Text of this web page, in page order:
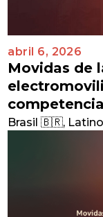
abril 6, 2026
Movidas de
Brasil 🇧🇷,